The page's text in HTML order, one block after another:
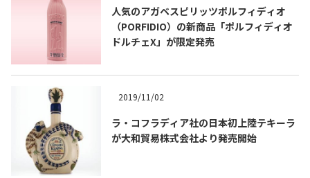
Tequila Journal SNS 在日メキシコ大使館 SNS
人気のアガベスピリッツポルフィディオ
（PORFIDIO）の新商品「ポルフィディオ
ドルチェX」が限定発売
2019/11/02
ラ・コフラディア社の日本初上陸テキーラ
が大和貿易株式会社より発売開始